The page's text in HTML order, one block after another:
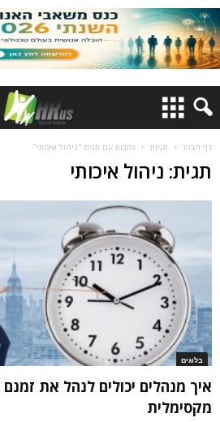
דף הבית תגיות כתבות עם תגית "ניהול איכותי"
תגית: ניהול איכותי
בלוגים
איך מנהלים יכולים לנהל את זמנם
מקסימלית